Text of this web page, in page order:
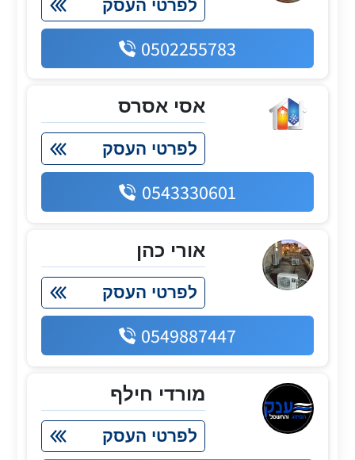
לפרטי העסק
0502255783
אסי אסרס
לפרטי העסק
0543330601
אורי כהן
לפרטי העסק
0549887447
מורדי חילף
לפרטי העסק